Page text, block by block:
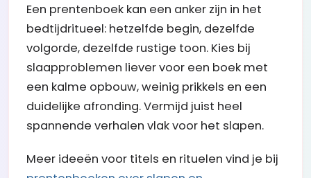
Een prentenboek kan een anker zijn in het
bedtijdritueel: hetzelfde begin, dezelfde
volgorde, dezelfde rustige toon. Kies bij
slaapproblemen liever voor een boek met
een kalme opbouw, weinig prikkels en een
duidelijke afronding. Vermijd juist heel
spannende verhalen vlak voor het slapen.
Meer ideeën voor titels en rituelen vind je bij